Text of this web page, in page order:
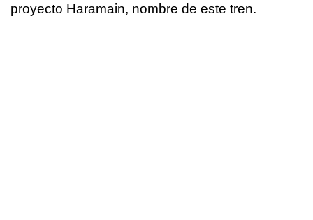
proyecto Haramain, nombre de este tren.